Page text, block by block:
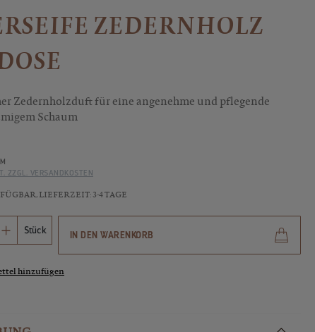
ZEDERNHOLZ
Zedernholzduft für eine angenehme und pflegende
Schaum
ZZGL. VERSANDKOSTEN
LIEFERZEIT: 3-4 TAGE
Gib den gewünschten Wert ein
Stück IN DEN WARENKORB
hinzufügen